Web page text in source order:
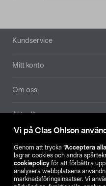
Vi på Clas Ohlson
Genom att trycka ”Acceptera
lagrar cookies och andra
cookiepolicy för att förbättra
analysera webbplatsens
marknadsföringsinsatser. Vi
Sidfot
Kundservice
Mitt konto
Om oss
Aktuellt